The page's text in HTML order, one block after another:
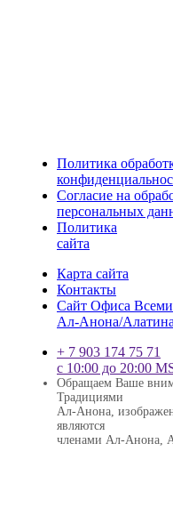
Политика
Согласие на
персональных
Политика
сайта
Карта сайта
Контакты
Сайт Офиса
Ал-Анона/
+ 7 903 174 75 71
с 10:00 до 20:00
Обращаем Ваше
Традициями
Ал-Анона,
являются
членами Ал-Анона,